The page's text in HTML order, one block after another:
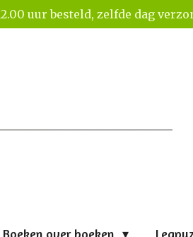
uur besteld, zelfde dag
Boeken over boeken